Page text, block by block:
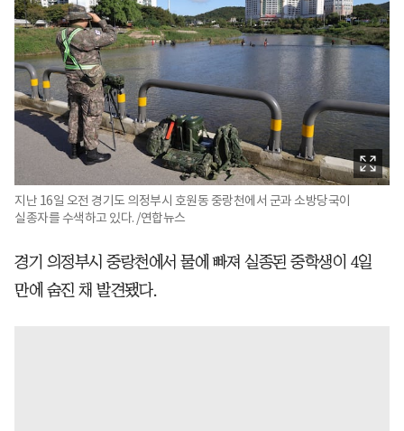
지난 16일 오전 경기도 의정부시 호원동 중랑천에서 군과 소방당국이
실종자를 수색하고 있다. /연합뉴스
경기 의정부시 중랑천에서 물에 빠져 실종된 중학생이 4일
만에 숨진 채 발견됐다.